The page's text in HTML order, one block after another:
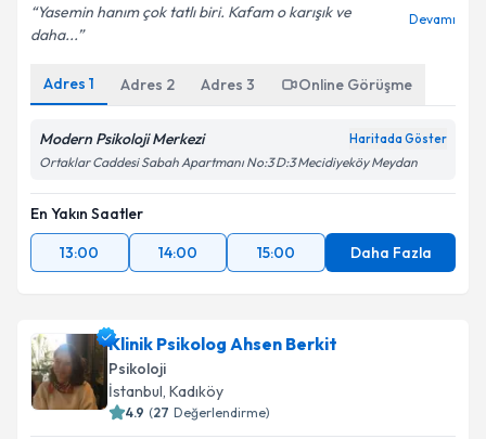
Yasemin hanım çok tatlı biri. Kafam o karışık ve
daha...
Devamı
Adres 1 Adres 2 Adres 3 Online Görüşme
Modern Psikoloji Merkezi Haritada Göster
Ortaklar Caddesi Sabah Apartmanı No:3 D:3 Mecidiyeköy Meydan
En Yakın Saatler
13:00
14:00 15:00 Daha Fazla
Klinik Psikolog Ahsen Berkit
Psikoloji
İstanbul, Kadıköy
4.9 (27 Değerlendirme)